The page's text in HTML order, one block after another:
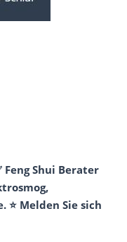
Feng Shui Berater
⭐ Melden Sie sich